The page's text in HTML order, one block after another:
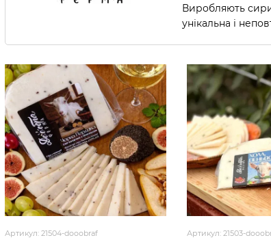
Виробляють
унікальна і
Артикул: 21504-dooobraf Артикул: 21503-